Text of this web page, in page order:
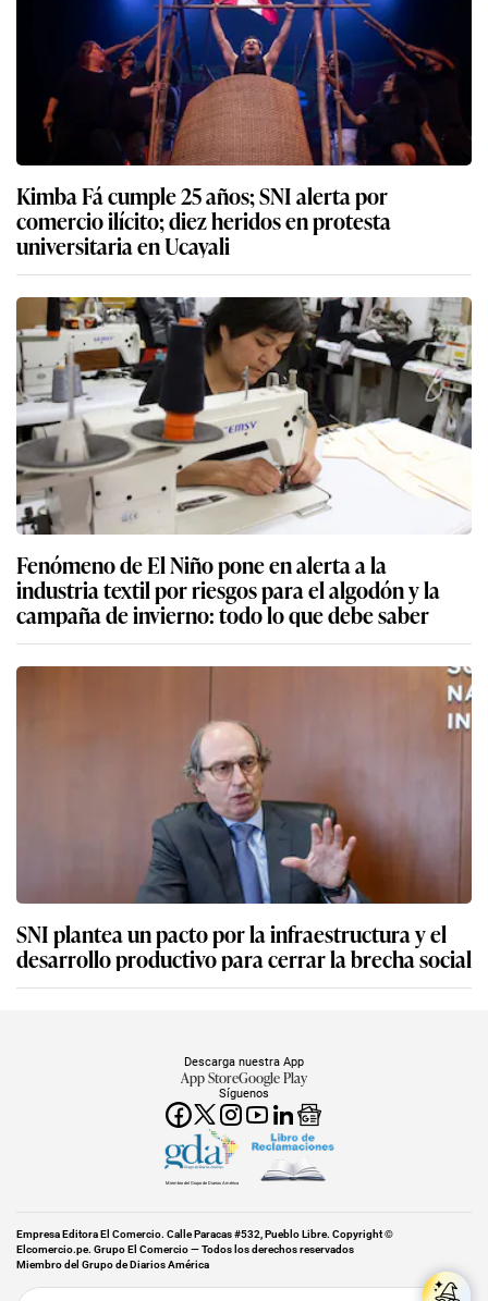
Kimba Fá cumple 25 años; SNI alerta por
comercio ilícito; diez heridos en protesta
universitaria en Ucayali
Fenómeno de El Niño pone en alerta a la
industria textil por riesgos para el algodón y la
campaña de invierno: todo lo que debe saber
SNI plantea un pacto por la infraestructura y el
desarrollo productivo para cerrar la brecha social
Síguenos
Descarga nuestra App
App StoreGoogle Play
Miembro del Grupo de Diarios América
Empresa Editora El Comercio. Calle Paracas #532, Pueblo Libre. Copyright ©
Elcomercio.pe. Grupo El Comercio — Todos los derechos reservados
Miembro del Grupo de Diarios América